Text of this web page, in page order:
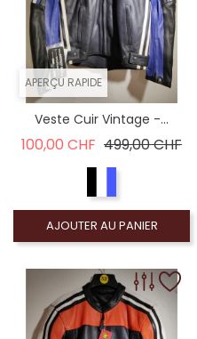
APERÇU RAPIDE
Veste Cuir Vintage -...
100,00 CHF Prix de base
499,00 CHFPrix
AJOUTER AU PANIER